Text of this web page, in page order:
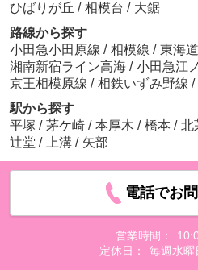
ひばりが丘 / 相模台 / 大鋸
路線から探す
小田急小田原線 / 相模線 / 東海
湘南新宿ライン高海 / 小田急江
京王相模原線 / 相鉄いずみ野線 /
駅から探す
平塚 / 茅ケ崎 / 本厚木 / 橋本 / 北
辻堂 / 上溝 / 矢部
電話でお
営業時間：
定休日：
毎週水曜